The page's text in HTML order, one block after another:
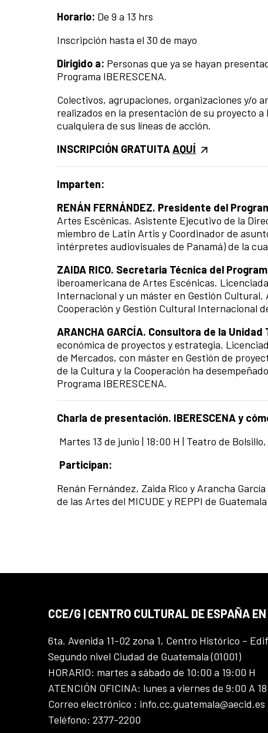
Horario: De 9 a 13 hrs
Inscripción hasta el 30 de mayo
Dirigido a: Personas que ya se hayan
Programa IBERESCENA.
Colectivos, agrupaciones, organizaciones y/o
realizados en la presentación de su proyecto
cualquiera de sus líneas de acción.
INSCRIPCIÓN GRATUITAAQUÍ
Imparten:
RENÁN FERNÁNDEZ. Presidente del
Artes Escénicas. Asistente Ejecutivo de la
miembro de Latin Artis y Coordinador de
intérpretes audiovisuales de Panamá) de la
ZAIDA RICO. Secretaria Técnica del
iberoamericana de Artes Escénicas.
Internacional y un máster en Gestión
Cooperación y Gestión Cultural Internacional
ARANCHA GARCÍA. Consultora de la
económica de proyectos y estrategia.
de Mercados, con máster en Gestión de
de la Cultura y la Cooperación ha
Programa IBERESCENA.
Charla de presentación. IBERESCENA y
Martes 13 de junio | 18:00 H | Teatro de
Participan:
Renán Fernández, Zaida Rico y Arancha
de las Artes del MICUDE y REPPI de
CCE/G | CENTRO CULTURAL DE ESPAÑA
6ta. Avenida 11-02 zona 1, Centro Histórico –
Segundo nivel Ciudad de Guatemala (01001)
HORARIO: martes a sábado de 10:00 a 19:00 H
ATENCIÓN OFICINA: lunes a viernes de 9:00 A
Correo electrónico : info.cc.guatemala@aecid.es
Teléfono: 2377-2200